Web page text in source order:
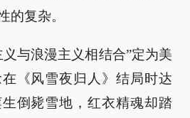
的复杂。
与浪漫主义相结合”定为美
《风雪夜归人》结局时达
倒毙雪地，红衣精魂却踏